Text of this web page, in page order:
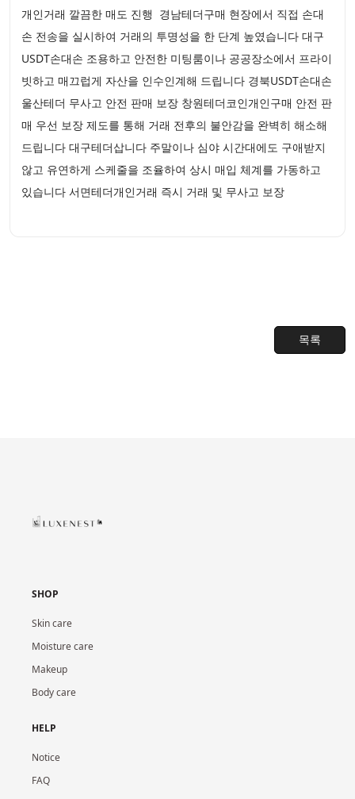
개인거래 깔끔한 매도 진행 경남테더구매 현장에서 직접 손대
손 전송을 실시하여 거래의 투명성을 한 단계 높였습니다 대구
USDT손대손 조용하고 안전한 미팅룸이나 공공장소에서 프라이
빗하고 매끄럽게 자산을 인수인계해 드립니다 경북USDT손대손
울산테더 무사고 안전 판매 보장 창원테더코인개인구매 안전 판
매 우선 보장 제도를 통해 거래 전후의 불안감을 완벽히 해소해
드립니다 대구테더삽니다 주말이나 심야 시간대에도 구애받지
않고 유연하게 스케줄을 조율하여 상시 매입 체계를 가동하고
있습니다 서면테더개인거래 즉시 거래 및 무사고 보장
목록
SHOP
Skin care
Moisture care
Makeup
Body care
HELP
Notice
FAQ